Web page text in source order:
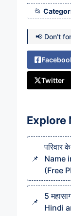
📢 Don’t
Twitter
Explore
परिवार
Name
(Free
5
Hindi